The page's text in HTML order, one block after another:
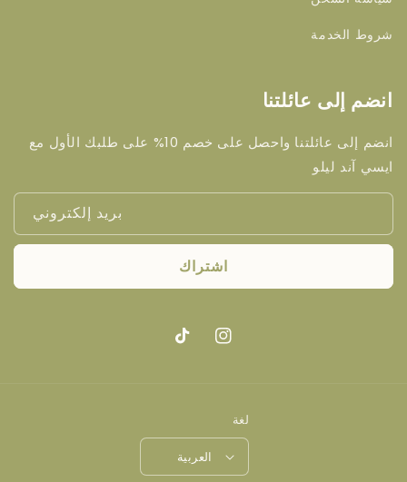
شروط الخدمة
انضم إلى عائلتنا
انضم إلى عائلتنا واحصل على خصم 10% على طلبك الأول مع
ايسي آند ليلو
بريد إلكتروني
اشتراك
انستغرام تيك
لغة
العربية